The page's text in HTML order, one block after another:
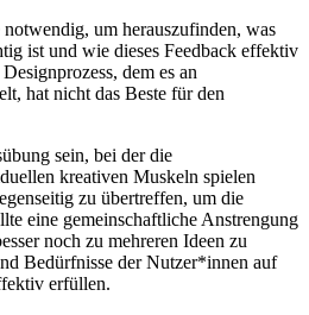
um herauszufinden, was
ist und wie dieses Feedback effektiv
dem es an
hat nicht das Beste für den
sein, bei der die
kreativen Muskeln spielen
zu übertreffen, um die
eine gemeinschaftliche Anstrengung
noch zu mehreren Ideen zu
Bedürfnisse der Nutzer*innen auf
erfüllen.